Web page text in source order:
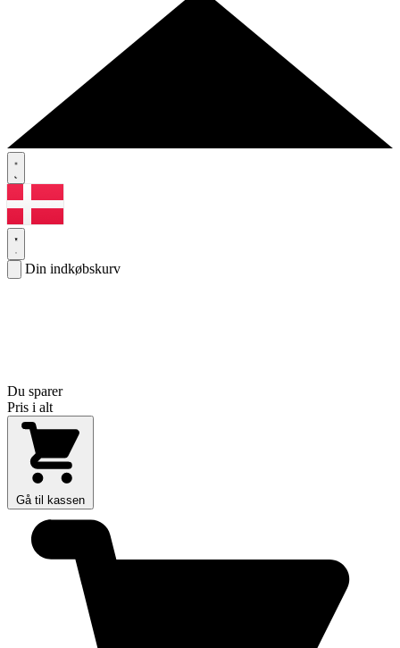
Din indkøbskurv
Du sparer
Pris i alt
Gå til kassen